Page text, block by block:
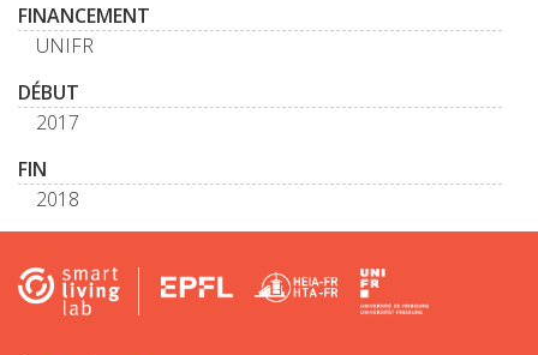
FINANCEMENT
UNIFR
DÉBUT
2017
FIN
2018